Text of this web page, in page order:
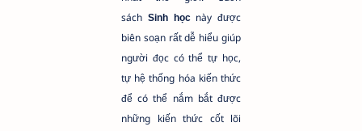
sách Sinh họcnày được
biên soạn rất dễ hiểu giúp
người đọc có thể tự học,
tự hệ thống hóa kiến thức
để có thể nắm bắt được
những kiến thức cốt lõi